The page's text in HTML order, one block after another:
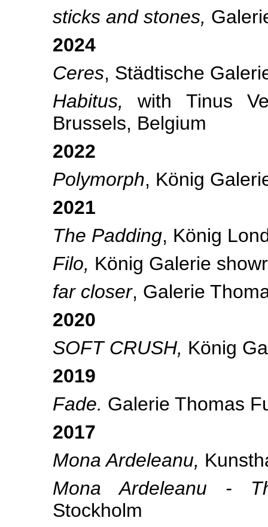
sticks and stones,
2024
Ceres, Städtische
Habitus,with Tinus
Brussels, Belgium
2022
Polymorph, König
2021
The Padding, König
Filo, König Galerie
far closer, Galerie
2020
SOFT CRUSH, König
2019
Fade. Galerie Thomas
2017
Mona Ardeleanu,
Mona Ardeleanu -
Stockholm